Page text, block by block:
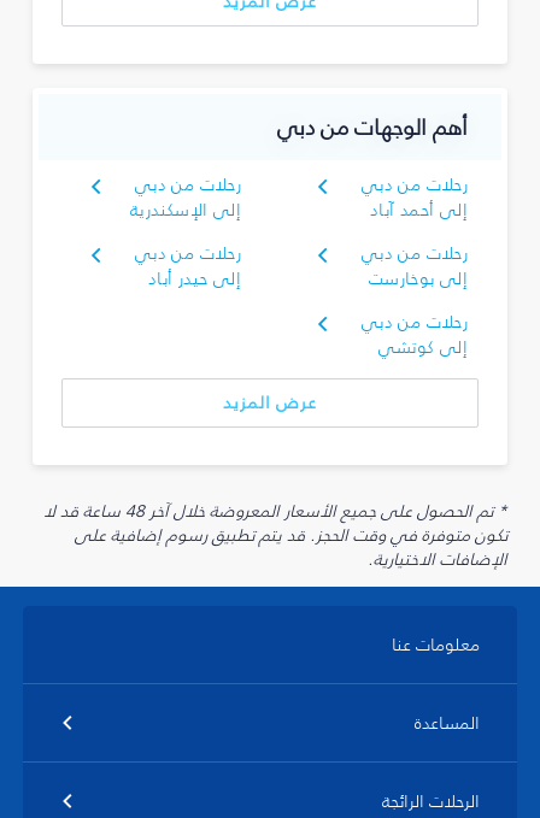
أهم الوجهات من دبي
رحلات من دبي
إلى أحمد آباد
رحلات من دبي
إلى الإسكندرية
رحلات من دبي
إلى بوخارست
رحلات من دبي
إلى حيدر أباد
رحلات من دبي
إلى كوتشي
عرض المزيد
* تم الحصول على جميع الأسعار المعروضة خلال آخر 48 ساعة قد لا
تكون متوفرة في وقت الحجز. قد يتم تطبيق رسوم إضافية على
الإضافات الاختيارية.
معلومات عنا
المساعدة
الرحلات الرائجة